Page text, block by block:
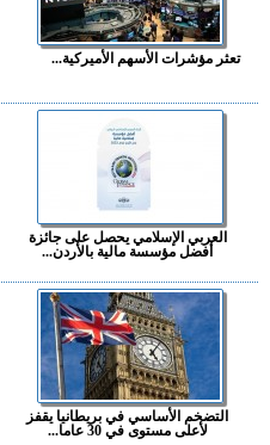
تعثر مؤشرات الأسهم الأميركية...
العربي الإسلامي يحصل على جائزة
أفضل مؤسسة مالية بالأردن...
التضخم الأساسي في بريطانيا يقفز
لأعلى مستوى في 30 عاما...